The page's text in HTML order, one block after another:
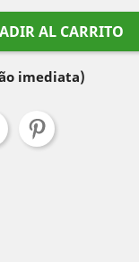
AL CARRITO
imediata)